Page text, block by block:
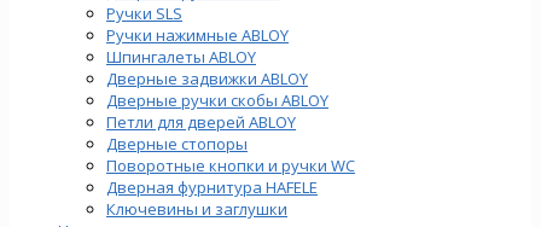
Ручки SLS
Ручки нажимные ABLOY
Шпингалеты ABLOY
Дверные задвижки ABLOY
Дверные ручки скобы ABLOY
Петли для дверей ABLOY
Дверные стопоры
Поворотные кнопки и ручки WC
Дверная фурнитура HAFELE
Ключевины и заглушки